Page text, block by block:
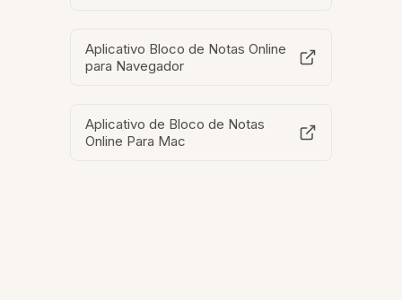
Aplicativo Bloco de Notas Online
para Navegador
Aplicativo de Bloco de Notas
Online Para Mac